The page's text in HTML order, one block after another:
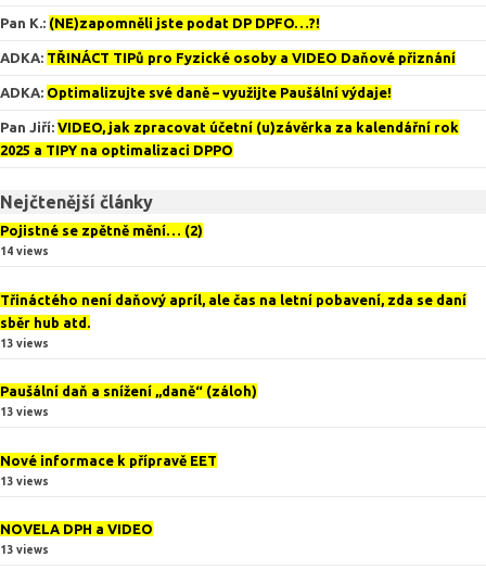
Pan K.: (NE)zapomněli jste podat DP DPFO…?!
ADKA: TŘINÁCT TIPů pro Fyzické osoby a VIDEO Daňové přiznání
ADKA: Optimalizujte své daně – využijte Paušální výdaje!
Pan Jiří: VIDEO, jak zpracovat účetní (u)závěrka za kalendářní rok
2025 a TIPY na optimalizaci DPPO
Nejčtenější články
Pojistné se zpětně mění… (2)
14 views
Třináctého není daňový apríl, ale čas na letní pobavení, zda se daní
sběr hub atd.
13 views
Paušální daň a snížení „daně“ (záloh)
13 views
Nové informace k přípravě EET
13 views
NOVELA DPH a VIDEO
13 views